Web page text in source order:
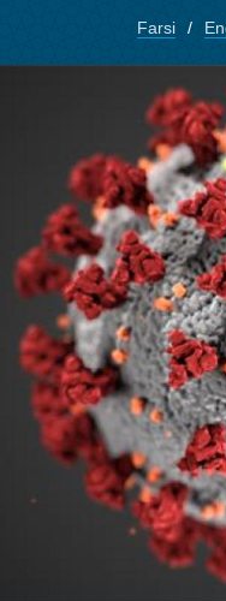
Farsi